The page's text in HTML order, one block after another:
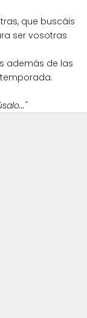
que buscáis
ser vosotras
además de las